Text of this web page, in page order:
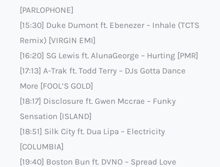
[PARLOPHONE]
[15:30] Duke Dumont ft. Ebenezer – Inhale (TCTS
Remix) [VIRGIN EMI]
[16:20] SG Lewis ft. AlunaGeorge – Hurting [PMR]
[17:13] A-Trak ft. Todd Terry – DJs Gotta Dance
More [FOOL’S GOLD]
[18:17] Disclosure ft. Gwen Mccrae – Funky
Sensation [ISLAND]
[18:51] Silk City ft. Dua Lipa – Electricity
[COLUMBIA]
[19:40] Boston Bun ft. DVNO – Spread Love